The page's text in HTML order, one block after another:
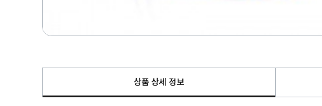
상품 상세 정보